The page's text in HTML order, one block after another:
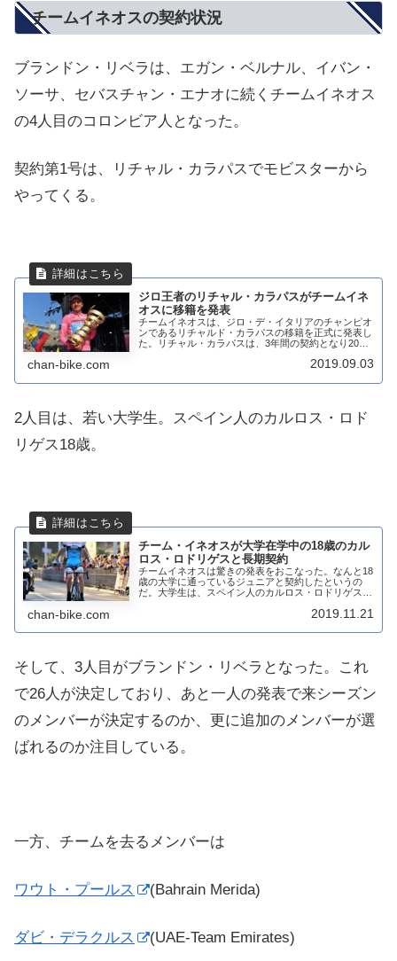
チームイネオスの契約状況
ブランドン・リベラは、エガン・ベルナル、イバン・
ソーサ、セバスチャン・エナオに続くチームイネオス
の4人目のコロンビア人となった。
契約第1号は、リチャル・カラパスでモビスターから
やってくる。
ジロ王者のリチャル・カラパスがチームイネ
オスに移籍を発表
チームイネオスは、ジロ・デ・イタリアのチャンピオ
ンであるリチャルド・カラパスの移籍を正式に発表し
た。リチャル・カラパスは、3年間の契約となり2022
噂は本当でしたね。イネオスは更に強化されるチ...
chan-bike.com 2019.09.03
2人目は、若い大学生。スペイン人のカルロス・ロド
リゲス18歳。
チーム・イネオスが大学在学中の18歳のカル
ロス・ロドリゲスと長期契約
チームイネオスは驚きの発表をおこなった。なんと18
歳の大学に通っているジュニアと契約したというの
だ。大学生は、スペイン人のカルロス・ロドリゲス18
ールドツアーデビューを果たすことになる。大学...
chan-bike.com 2019.11.21
そして、3人目がブランドン・リベラとなった。これ
で26人が決定しており、あと一人の発表で来シーズン
のメンバーが決定するのか、更に追加のメンバーが選
ばれるのか注目している。
一方、チームを去るメンバーは
ワウト・プールス (Bahrain Merida)
ダビ・デラクルス (UAE-Team Emirates)